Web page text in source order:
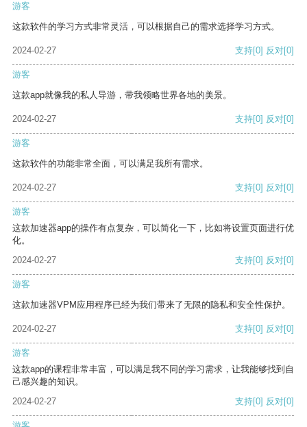
游客
这款软件的学习方式非常灵活，可以根据自己的需求选择学习方式。
2024-02-27 支持[0] 反对[0]
游客
这款app就像我的私人导游，带我领略世界各地的美景。
2024-02-27 支持[0] 反对[0]
游客
这款软件的功能非常全面，可以满足我所有需求。
2024-02-27 支持[0] 反对[0]
游客
这款加速器app的操作有点复杂，可以简化一下，比如将设置页面进行优
化。
2024-02-27
支持[0] 反对[0]
游客
这款加速器VPM应用程序已经为我们带来了无限的隐私和安全性保护。
2024-02-27 支持[0] 反对[0]
游客
这款app的课程非常丰富，可以满足我不同的学习需求，让我能够找到自
己感兴趣的知识。
2024-02-27
支持[0] 反对[0]